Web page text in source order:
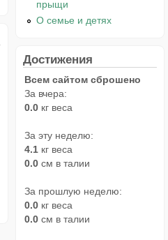
прыщи
О семье и детях
Достижения
Всем сайтом сброшено
За вчера:
0.0 кг веса
За эту неделю:
4.1 кг веса
0.0 см в талии
За прошлую неделю:
0.0 кг веса
0.0 см в талии